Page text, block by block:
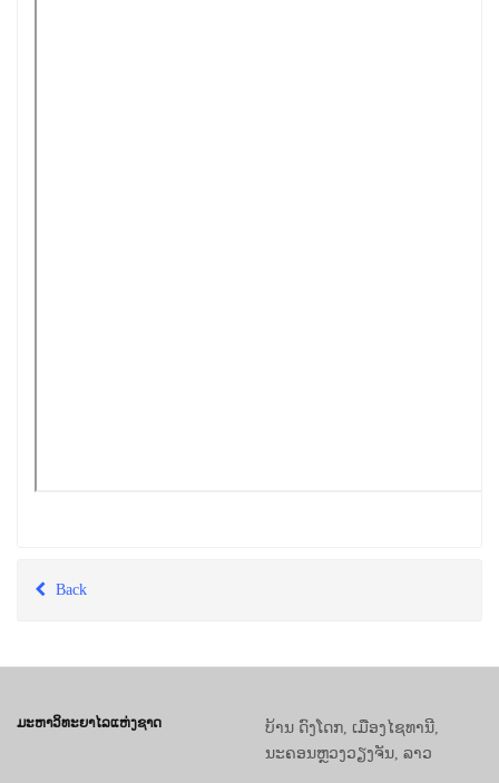
Back
ມະຫາວິທະຍາໄລແຫ່ງຊາດ
ບ້ານ ດົງໂດກ, ເມືອງໄຊທານີ,
ນະຄອນຫຼວງວຽງຈັນ, ລາວ